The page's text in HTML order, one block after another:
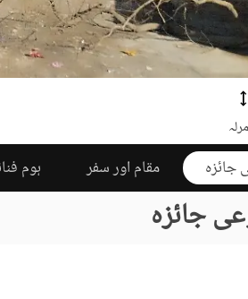
مقام اور سفر ہوم
جائزہ